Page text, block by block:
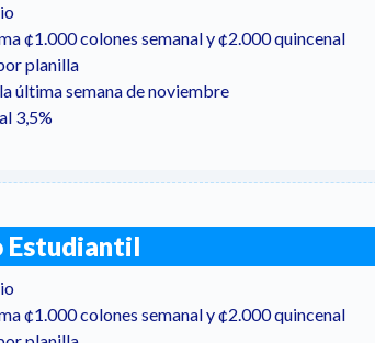
¢1.000 colones semanal y ¢2.000 quincenal
planilla
última semana de noviembre
3,5%
Estudiantil
¢1.000 colones semanal y ¢2.000 quincenal